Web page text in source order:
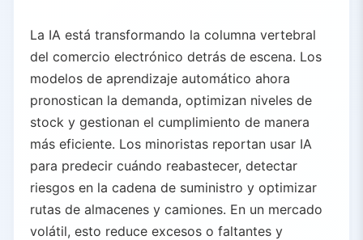
La IA está transformando la columna vertebral
del comercio electrónico detrás de escena. Los
modelos de aprendizaje automático ahora
pronostican la demanda, optimizan niveles de
stock y gestionan el cumplimiento de manera
más eficiente. Los minoristas reportan usar IA
para predecir cuándo reabastecer, detectar
riesgos en la cadena de suministro y optimizar
rutas de almacenes y camiones. En un mercado
volátil, esto reduce excesos o faltantes y